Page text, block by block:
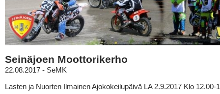
Seinäjoen Moottorikerho
22.08.2017 - SeMK
Lasten ja Nuorten Ilmainen Ajokokeilupäivä LA 2.9.2017 Klo 12.00-